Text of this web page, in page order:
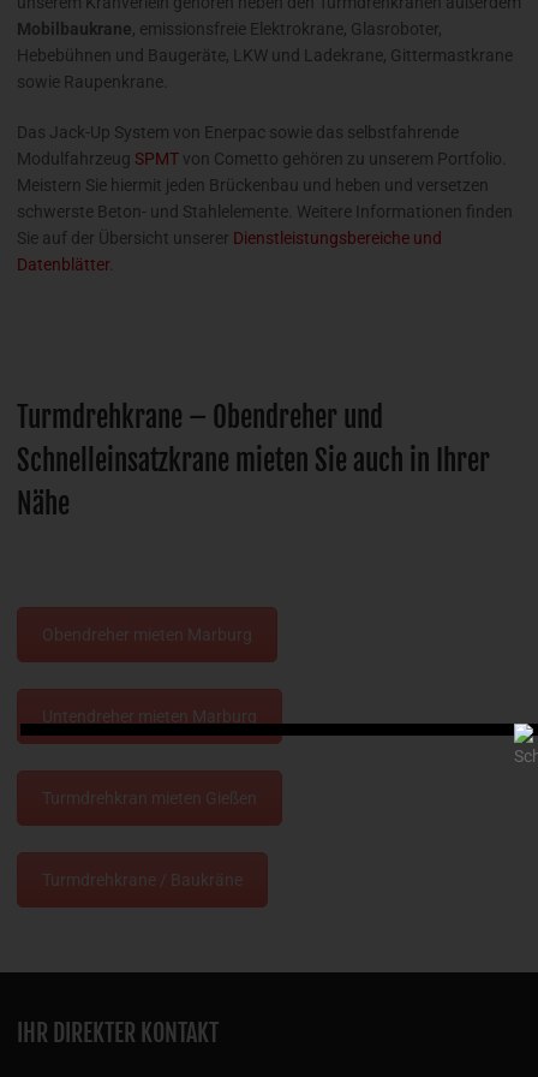
Mobilbaukrane, emissionsfreie Elektrokrane, Glasroboter,
Hebebühnen und Baugeräte, LKW und Ladekrane, Gittermastkrane
sowie Raupenkrane.
Das Jack-Up System von Enerpac sowie das selbstfahrende
Modulfahrzeug SPMT von Cometto gehören zu unserem Portfolio.
Meistern Sie hiermit jeden Brückenbau und heben und versetzen
schwerste Beton- und Stahlelemente. Weitere Informationen finden
Sie auf der Übersicht unserer Dienstleistungsbereiche und
Datenblätter.
Turmdrehkrane – Obendreher und
Schnelleinsatzkrane mieten Sie auch in Ihrer
Nähe
Obendreher mieten Marburg
Untendreher mieten Marburg
Turmdrehkran mieten Gießen
Turmdrehkrane / Baukräne
IHR DIREKTER KONTAKT